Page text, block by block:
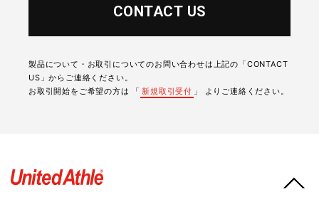
CONTACT US
製品について・お取引についてのお問い合わせは上記の「CONTACT
US」からご連絡ください。
お取引開始をご希望の方は 「 新規取引受付 」 よりご連絡ください。